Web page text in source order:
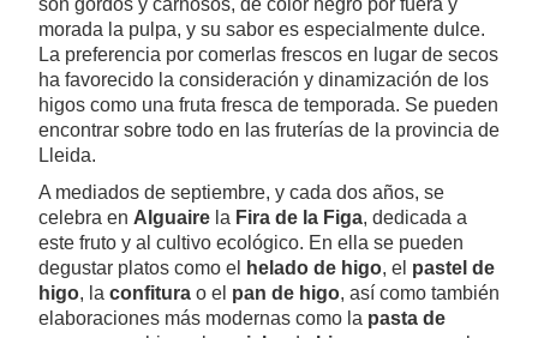
son gordos y carnosos, de color negro por fuera y
morada la pulpa, y su sabor es especialmente dulce.
La preferencia por comerlas frescos en lugar de secos
ha favorecido la consideración y dinamización de los
higos como una fruta fresca de temporada. Se pueden
encontrar sobre todo en las fruterías de la provincia de
Lleida.
A mediados de septiembre, y cada dos años, se
celebra en Alguaire la Fira de la Figa, dedicada a
este fruto y al cultivo ecológico. En ella se pueden
degustar platos como el
helado de higo, el pastel de
higo, la confitura o el pan de higo, así como también
elaboraciones más modernas como la pasta de